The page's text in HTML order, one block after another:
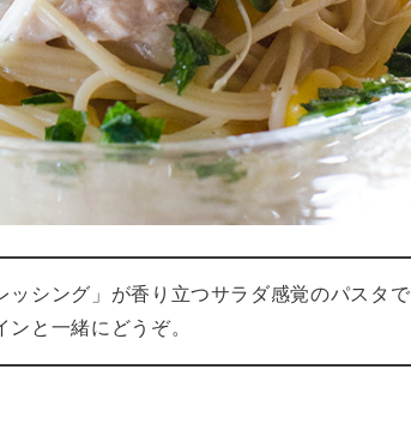
ッシング」が香り立つサラダ感覚のパスタで
と一緒にどうぞ。